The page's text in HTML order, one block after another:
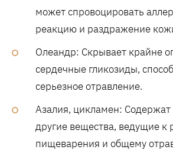
может спровоцировать
реакцию и раздражение
Олеандр: Скрывает крайне
сердечные гликозиды,
серьезное отравление.
Азалия, цикламен:
другие вещества, ведущие к
пищеварения и общему